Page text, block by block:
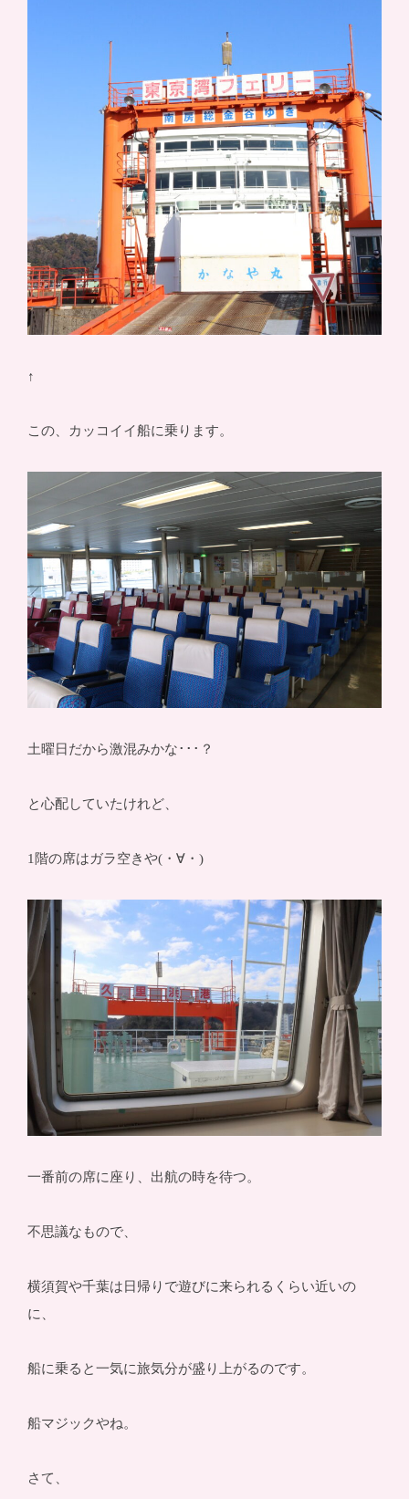
↑
この、カッコイイ船に乗ります。
土曜日だから激混みかな･･･？
と心配していたけれど、
1階の席はガラ空きや(・∀・)
一番前の席に座り、出航の時を待つ。
不思議なもので、
横須賀や千葉は日帰りで遊びに来られるくらい近いの
に、
船に乗ると一気に旅気分が盛り上がるのです。
船マジックやね。
さて、